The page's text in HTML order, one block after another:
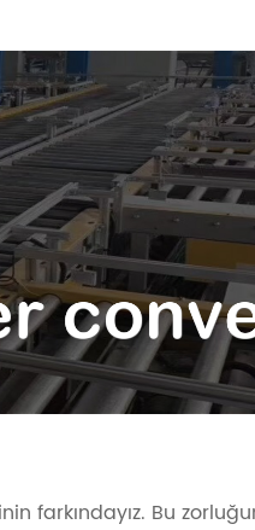
farkındayız. Bu